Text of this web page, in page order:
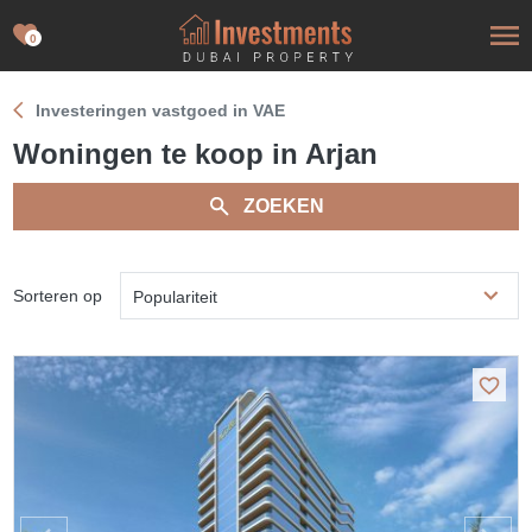
0
Investeringen vastgoed in VAE
Woningen te koop in Arjan
ZOEKEN
Sorteren op Populariteit